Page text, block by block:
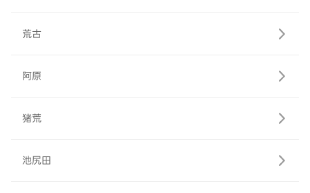
荒古
阿原
猪荒
池尻田